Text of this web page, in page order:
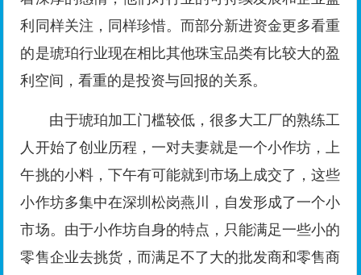
利同样关注，同样珍惜。而部分新进资金更多看重
的是琥珀行业现在相比其他珠宝品类有比较大的盈
利空间，看重的是投资与回报的关系。
由于琥珀加工门槛较低，很多大工厂的熟练工
人开始了创业历程，一对夫妻就是一个小作坊，上
午挑的小料，下午有可能就到市场上成交了，这些
小作坊多集中在深圳松岗燕川，自发形成了一个小
市场。由于小作坊自身的特点，只能满足一些小的
零售企业去挑货，而满足不了大的批发商和零售商